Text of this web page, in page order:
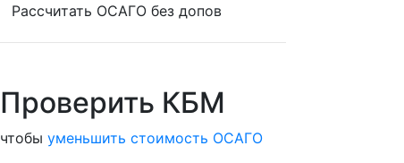
Рассчитать ОСАГО без допов
Проверить КБМ
чтобы уменьшить стоимость ОСАГО